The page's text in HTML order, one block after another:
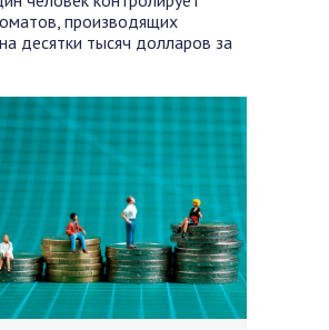
производящих
десятки тысяч долларов за